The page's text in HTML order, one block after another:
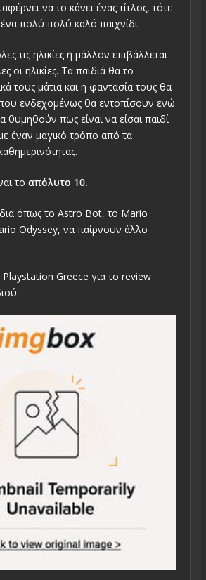
να το κάνει ένας τίτλος, τότε
ένα πολύ πολύ καλό παιχνίδι.
τις ηλικίες ή μάλλον επιβάλλεται
οι ηλικίες. Τα παιδιά θα το
τους μάτια και η φαντασία τους θα
ενδεχομένως θα εντοπίσουν ενώ
θυμηθούν πως είναι να είσαι παιδί
έναν μαγικό τρόπο από τα
το απόλυτο 10.
όπως το Astro Bot, το Mario
Odyssey, να παίρνουν άλλο
Greece για το review